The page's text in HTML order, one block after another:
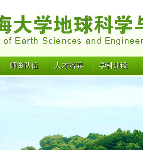
师资队伍 人才培养 学科建设